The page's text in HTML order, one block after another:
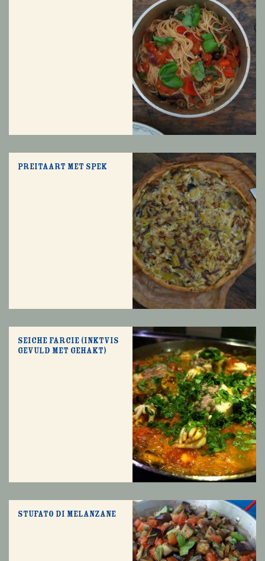
Preitaart met spek
Seiche farcie (inktvis
gevuld met gehakt)
Stufato di melanzane